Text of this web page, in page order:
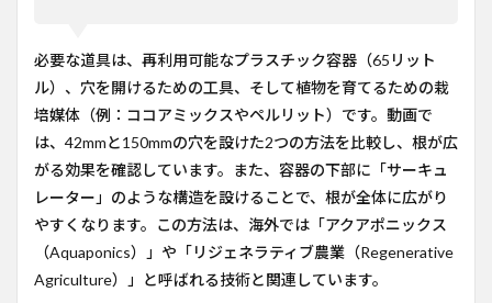
必要な道具は、再利用可能なプラスチック容器（65リット
ル）、穴を開けるための工具、そして植物を育てるための栽
培媒体（例：ココアミックスやペルリット）です。動画で
は、42mmと150mmの穴を設けた2つの方法を比較し、根が広
がる効果を確認しています。また、容器の下部に「サーキュ
レーター」のような構造を設けることで、根が全体に広がり
やすくなります。この方法は、海外では「アクアポニックス
（Aquaponics）」や「リジェネラティブ農業（Regenerative
Agriculture）」と呼ばれる技術と関連しています。